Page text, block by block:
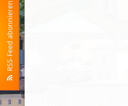
RSS-Feed abonnieren